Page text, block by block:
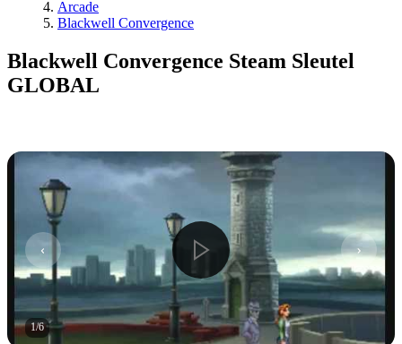
Arcade
Blackwell Convergence
Blackwell Convergence Steam Sleutel
GLOBAL
1/6